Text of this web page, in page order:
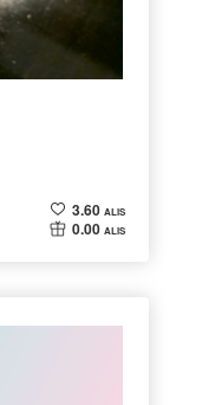
3.60 ALIS
0.00 ALIS